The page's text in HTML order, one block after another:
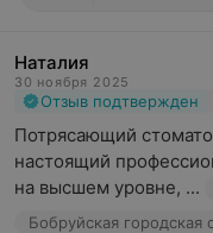
Наталия
30 ноября 2025
Отзыв подтвержден
Потрясающий
настоящий
на высшем уровне, ...